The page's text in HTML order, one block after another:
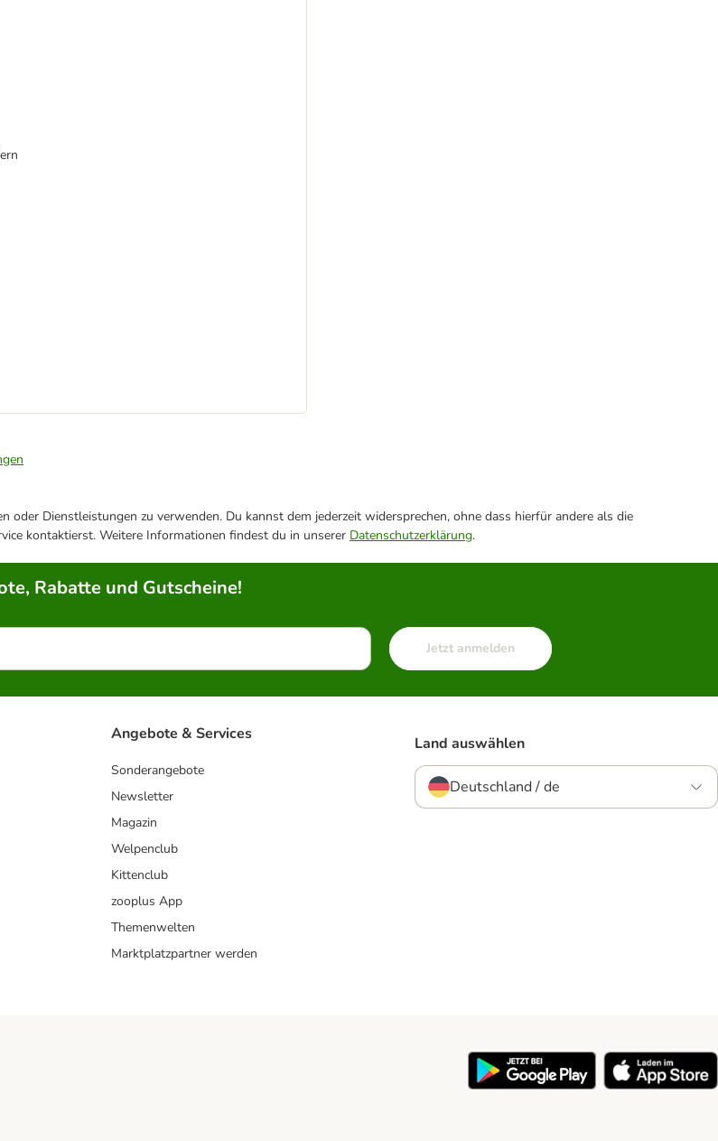
Dienstleistungen zu verwenden. Du kannst dem jederzeit widersprechen, ohne dass hierfür andere als die
kontaktierst. Weitere Informationen findest du in unserer Datenschutzerklärung.
Rabatte und Gutscheine!
Jetzt anmelden
Angebote & Services
Sonderangebote
Newsletter
Magazin
Welpenclub
Kittenclub
zooplus App
Themenwelten
Marktplatzpartner werden
Land auswählen
Deutschland / de